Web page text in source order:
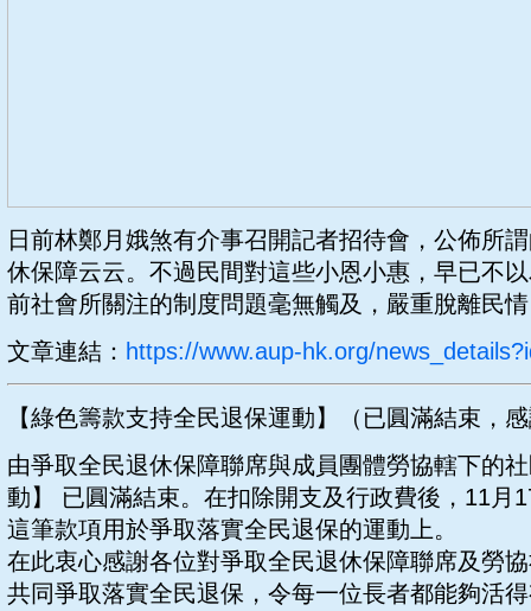
日前林鄭月娥煞有介事召開記者招待會，公佈所
休保障云云。不過民間對這些小恩小惠，早已不
前社會所關注的制度問題毫無觸及，嚴重脫離民
文章連結： https://www.aup-hk.org/
【綠色籌款支持全民退保運動】（已圓滿結束，
由爭取全民退休保障聯席與成員團體勞協轄下的
動】 已圓滿結束。在扣除開支及行政費後，11月
這筆款項用於爭取落實全民退保的運動上。
在此衷心感謝各位對爭取全民退休保障聯席及勞
共同爭取落實全民退保，令每一位長者都能夠活